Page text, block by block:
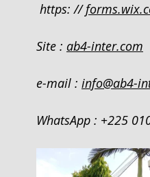
VILLA BASSE 5 PIECES - EN
500 M² AVEC ACD - EN VENTE -
https: //
Site : ab4-inter.com
e-mail : info@ab4-
WhatsApp : +225